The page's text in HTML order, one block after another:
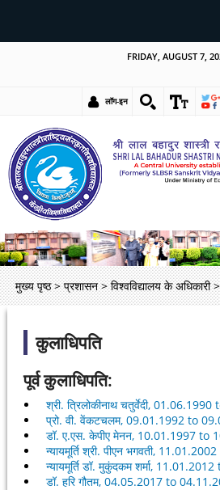
FRIDAY, AUGUST 7,
लॉग-इन
मुख्य पृष्ठ > प्रशासन > विश्वविद्यालय के अधिकारी >
कुलाधिपति
पूर्व कुलाधिपति:
श्री. त्रिलोकीनाथ चतुर्वेदी,
प्रो. वी. वेंकटचलम, 09.01.1992 to
डॉ. ए.एस. केपीए मेनन, 10.01.1997 to
न्यायमूर्ति श्री. पीएन भगवती,
न्यायमूर्ति डॉ. मुकुंदकम शर्मा,
डॉ. हरि गौतम, 04.05.2017 to